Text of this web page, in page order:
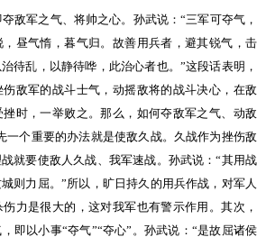
夺敌军之气、将帅之心。孙武说：“三军可夺气，
昼气惰，暮气归。故善用兵者，避其锐气，击
待乱，以静待哗，此治心者也。”这段话表明，
敌军的战斗士气，动摇敌将的战斗决心，在敌
时，一举败之。那么，如何夺敌军之气、动敌
一个重要的办法就是使敌久战。久战作为挫伤敌
就要使敌人久战、我军速战。孙武说：“其用战
则力屈。”所以，旷日持久的用兵作战，对军人
力是很大的，这对我军也有警示作用。其次，
即以小事“夺气”“夺心”。孙武说：“是故屈诸侯